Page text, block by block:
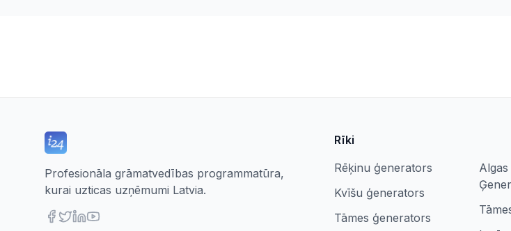
Profesionāla grāmatvedības programmatūra,
kurai uzticas uzņēmumi Latvia.
Rīki
Rēķinu ģenerators
Kvīšu ģenerators
Tāmes ģenerators
Algas